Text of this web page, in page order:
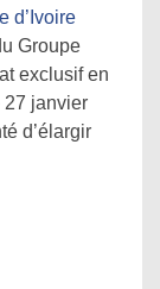
d’Ivoire
Groupe
exclusif en
27 janvier
d’élargir